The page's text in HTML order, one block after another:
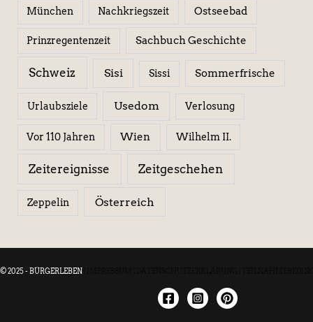
München Nachkriegszeit Ostseebad
Prinzregentenzeit Sachbuch Geschichte
Schweiz Sisi Sissi Sommerfrische
Urlaubsziele Usedom Verlosung
Vor 110 Jahren Wien Wilhelm II.
Zeitereignisse Zeitgeschehen
Zeppelin Österreich
© 2025 - BÜRGERLEBEN